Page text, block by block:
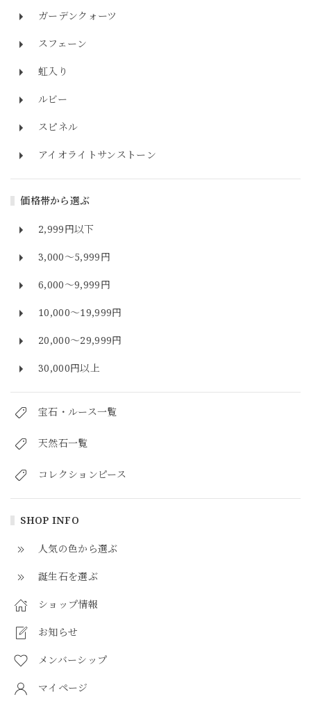
ガーデンクォーツ
スフェーン
虹入り
ルビー
スピネル
アイオライトサンストーン
価格帯から選ぶ
2,999円以下
3,000～5,999円
6,000～9,999円
10,000～19,999円
20,000～29,999円
30,000円以上
宝石・ルース一覧
天然石一覧
コレクションピース
SHOP INFO
人気の色から選ぶ
誕生石を選ぶ
ショップ情報
お知らせ
メンバーシップ
マイページ